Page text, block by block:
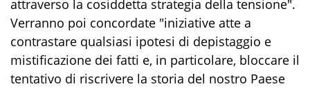
attraverso la cosiddetta strategia della tensione".
Verranno poi concordate "iniziative atte a
contrastare qualsiasi ipotesi di depistaggio e
mistificazione dei fatti e, in particolare, bloccare il
tentativo di riscrivere la storia del nostro Paese